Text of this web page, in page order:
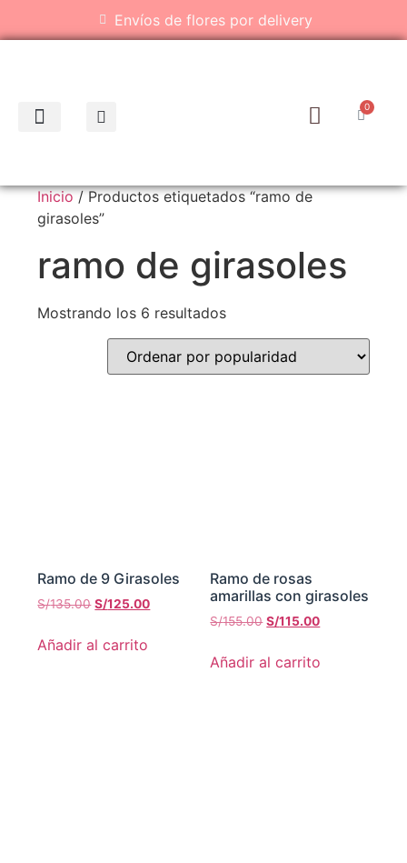
Envíos de flores por delivery
0
Inicio/ Productos etiquetados “ramo de
girasoles”
ramo de girasoles
Mostrando los 6 resultados
Ramo de 9 Girasoles
S/135.00 S/125.00
Añadir al carrito
Ramo de rosas
amarillas con girasoles
S/155.00 S/115.00
Añadir al carrito